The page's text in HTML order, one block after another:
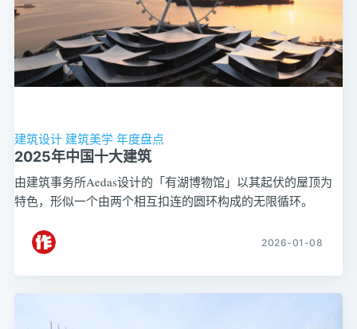
建筑设计 建筑美学 年度盘点
2025年中国十大建筑
由建筑事务所Aedas设计的「有湖博物馆」以其起伏的屋顶为
特色，形似一个由两个相互扣连的圆环构成的无限循环。
2026-01-08